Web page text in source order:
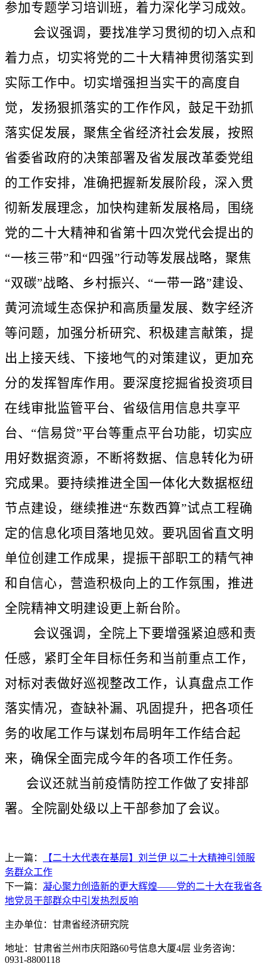
参加专题学习培训班，着力深化学习成效。
会议强调，要找准学习贯彻的切入点和
着力点，切实将党的二十大精神贯彻落实到
实际工作中。切实增强担当实干的高度自
觉，发扬狠抓落实的工作作风，鼓足干劲抓
落实促发展，聚焦全省经济社会发展，按照
省委省政府的决策部署及省发展改革委党组
的工作安排，准确把握新发展阶段，深入贯
彻新发展理念，加快构建新发展格局，围绕
党的二十大精神和省第十四次党代会提出的
“一核三带”和“四强”行动等发展战略，聚焦
“双碳”战略、乡村振兴、“一带一路”建设、
黄河流域生态保护和高质量发展、数字经济
等问题，加强分析研究、积极建言献策，提
出上接天线、下接地气的对策建议，更加充
分的发挥智库作用。要深度挖掘省投资项目
在线审批监管平台、省级信用信息共享平
台、“信易贷”平台等重点平台功能，切实应
用好数据资源，不断将数据、信息转化为研
究成果。要持续推进全国一体化大数据枢纽
节点建设，继续推进“东数西算”试点工程确
定的信息化项目落地见效。要巩固省直文明
单位创建工作成果，提振干部职工的精气神
和自信心，营造积极向上的工作氛围，推进
全院精神文明建设更上新台阶。
会议强调，全院上下要增强紧迫感和责
任感，紧盯全年目标任务和当前重点工作，
对标对表做好巡视整改工作，认真盘点工作
落实情况，查缺补漏、巩固提升，把各项任
务的收尾工作与谋划布局明年工作结合起
来，确保全面完成今年的各项工作任务。
会议还就当前疫情防控工作做了安排部
署。全院副处级以上干部参加了会议。
上一篇：
【二十大代表在基层】刘兰伊 以二十大精神引领服
务群众工作
下一篇： 凝心聚力创造新的更大辉煌——党的二十大在我省各
地党员干部群众中引发热烈反响
主办单位：甘肃省经济研究院
地址：甘肃省兰州市庆阳路60号信息大厦4层 业务咨询：
0931-8800118